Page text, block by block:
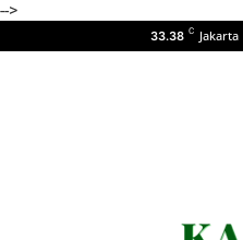
-->
33.38 C Jakarta